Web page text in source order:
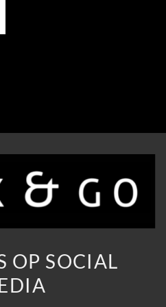
OP SOCIAL